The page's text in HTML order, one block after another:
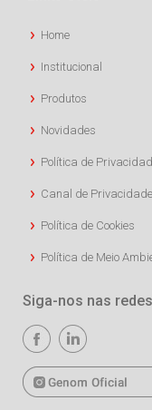
Home
Institucional
Produtos
Novidades
Política de
Canal de
Política de Cookies
Política de Meio
Siga-nos nas redes